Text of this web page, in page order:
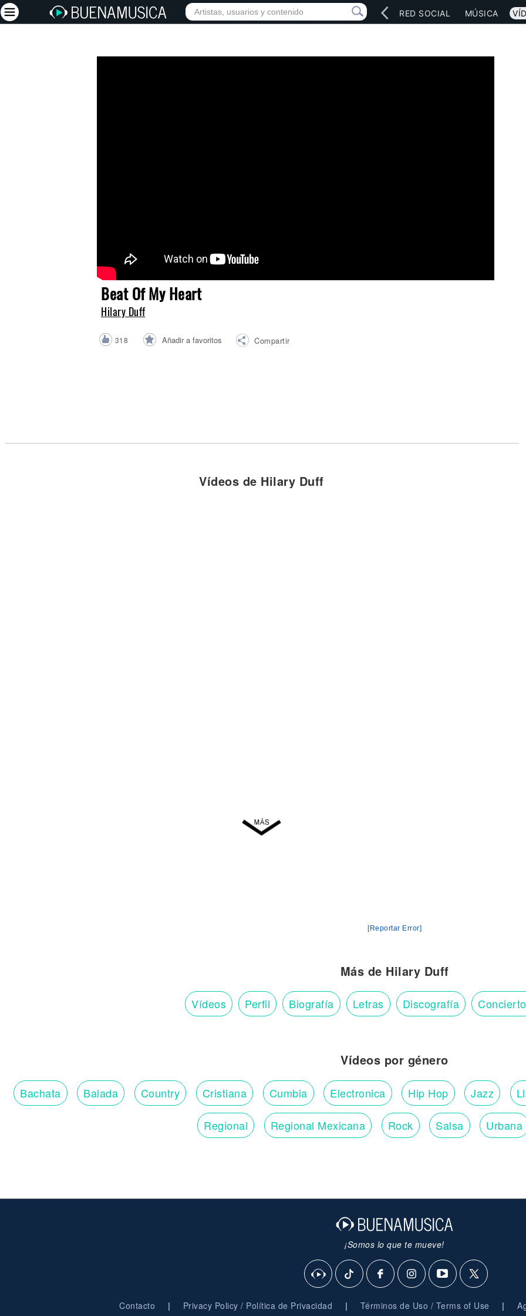
INICIO ARTISTAS RED SOCIAL MÚSICA
Beat Of My Heart
Hilary Duff
318 Añadir a favoritos Compartir
Vídeos de Hilary Duff
[Reportar Error]
Más de Hilary Duff
Vídeos Perfil Biografía Letras Discografía
Vídeos por género
Bachata Balada Country Cristiana Cumbia Electronica Hip Hop Jazz
Regional Regional Mexicana Rock Salsa Urbana
¡Somos lo que te mueve!
Contacto | Privacy Policy / Política de Privacidad | Términos de Uso / Terms of Use |